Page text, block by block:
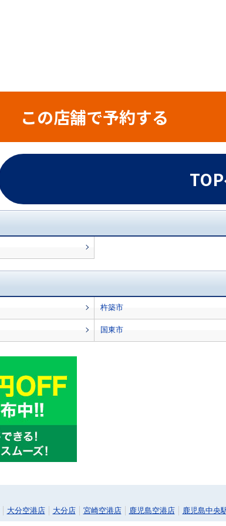
この店舗で予約する
杵築市
国東市
大分空港店 大分店 宮崎空港店 鹿児島空港店 鹿児島中央